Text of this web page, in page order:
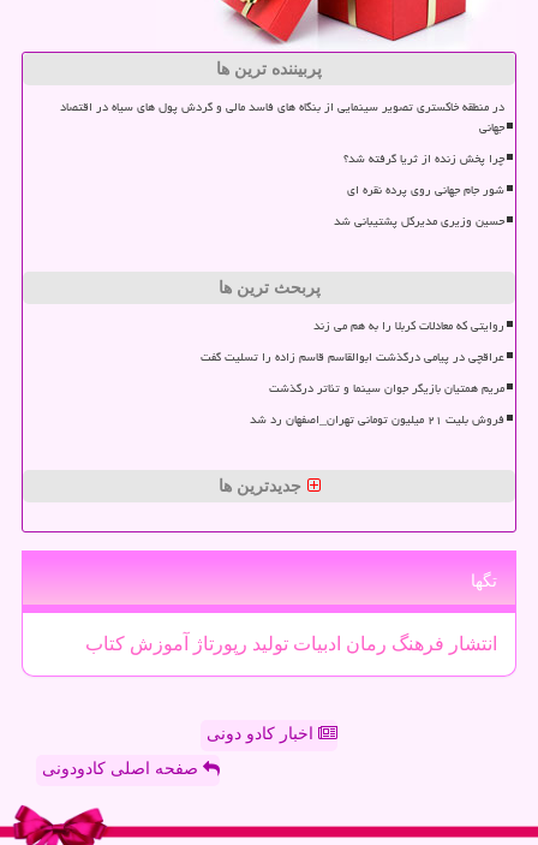
پربیننده ترین ها
در منطقه خاکستری تصویر سینمایی از بنگاه های فاسد مالی و گردش پول های سیاه در اقتصاد
جهانی
چرا پخش زنده از ثریا گرفته شد؟
شور جام جهانی روی پرده نقره ای
حسین وزیری مدیرکل پشتیبانی شد
پربحث ترین ها
روایتی که معادلات کربلا را به هم می زند
عراقچی در پیامی درگذشت ابوالقاسم قاسم زاده را تسلیت گفت
مریم همتیان بازیگر جوان سینما و تئاتر درگذشت
فروش بلیت ۲۱ میلیون تومانی تهران_اصفهان رد شد
جدیدترین ها
تگها
انتشار فرهنگ رمان ادبیات تولید رپورتاژ آموزش كتاب
اخبار کادو دونی
صفحه اصلی کادودونی